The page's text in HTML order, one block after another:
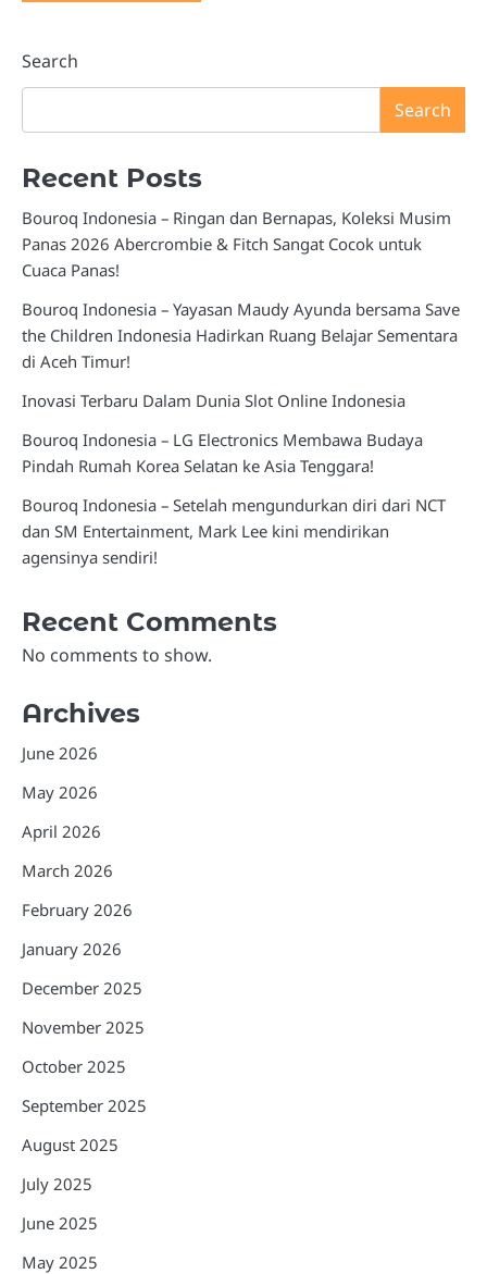
Search
Search
Recent Posts
Bouroq Indonesia – Ringan dan Bernapas, Koleksi Musim
Panas 2026 Abercrombie & Fitch Sangat Cocok untuk
Cuaca Panas!
Bouroq Indonesia – Yayasan Maudy Ayunda bersama Save
the Children Indonesia Hadirkan Ruang Belajar Sementara
di Aceh Timur!
Inovasi Terbaru Dalam Dunia Slot Online Indonesia
Bouroq Indonesia – LG Electronics Membawa Budaya
Pindah Rumah Korea Selatan ke Asia Tenggara!
Bouroq Indonesia – Setelah mengundurkan diri dari NCT
dan SM Entertainment, Mark Lee kini mendirikan
agensinya sendiri!
Recent Comments
No comments to show.
Archives
June 2026
May 2026
April 2026
March 2026
February 2026
January 2026
December 2025
November 2025
October 2025
September 2025
August 2025
July 2025
June 2025
May 2025